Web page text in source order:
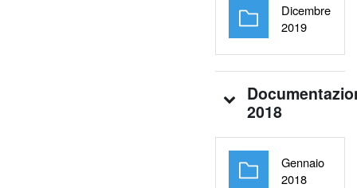
Dicembre
2019Cartella
2018
Gennaio
2018Cartella